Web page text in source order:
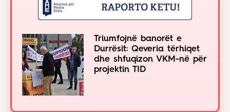
Triumfojnë banorët e
Durrësit: Qeveria tërhiqet
dhe shfuqizon VKM-në për
projektin TID